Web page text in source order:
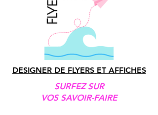
DESIGNER DE FLYERS ET AFFICHES
SURFEZ SUR
VOS SAVOIR-FAIRE